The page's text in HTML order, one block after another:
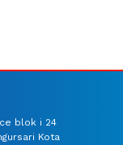
blok i 24
Kota